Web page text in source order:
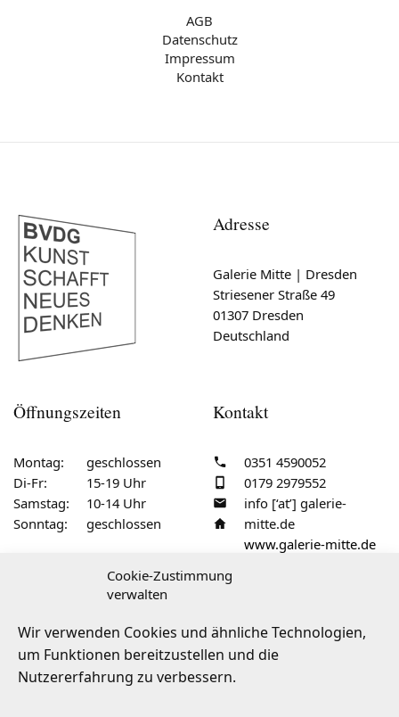
Cookie-Zustimmung
verwalten
Wir verwenden Cookies und ähnliche Technologien,
um Funktionen bereitzustellen und die
Nutzererfahrung zu verbessern.
AGB
Datenschutz
Impressum
Kontakt
Adresse
Galerie Mitte | Dresden
Striesener Straße 49
01307 Dresden
Deutschland
Öffnungszeiten
Montag:
Di-Fr:
Samstag:
Sonntag:
geschlossen
15-19 Uhr
10-14 Uhr
geschlossen
Kontakt
0351 4590052
0179 2979552
info [‘at’] galerie-
mitte.de
www.galerie-mitte.de
Service & Recht: Impressum·AGB·
Barrierefreiheit·Versandarten ·FAQ·
Widerrufsbelehrung·Vertrag widerrufen